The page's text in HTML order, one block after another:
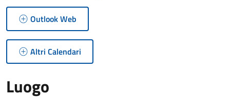
Outlook Web
Altri Calendari
Luogo